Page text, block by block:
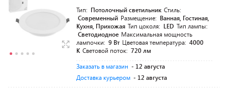
Тип: Потолочный светильник Стиль:
Современный Размещение: Ванная, Гостиная,
Кухня, Прихожая Тип цоколя: LED Тип лампы:
Светодиодное Максимальная мощность
лампочки: 9 Вт Цветовая температура: 4000
K Световой поток: 720 лм
Заказать в магазин - 12 августа
Доставка курьером - 12 августа